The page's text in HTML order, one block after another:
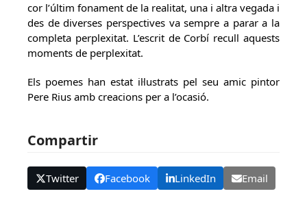
cor l’últim fonament de la realitat, una i altra vegada i
des de diverses perspectives va sempre a parar a la
completa perplexitat. L’escrit de Corbí recull aquests
moments de perplexitat.
Els poemes han estat il·lustrats pel seu amic pintor
Pere Rius amb creacions per a l’ocasió.
Compartir
Twitter Facebook LinkedIn Email